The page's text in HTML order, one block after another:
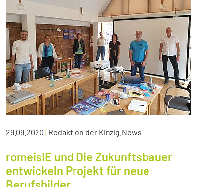
29.09.2020 | Redaktion der Kinzig.News
romeisIE und Die Zukunftsbauer
entwickeln Projekt für neue